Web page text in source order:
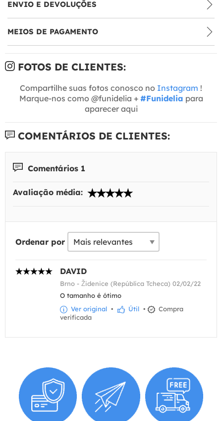
ENVIO E DEVOLUÇÕES
MEIOS DE PAGAMENTO
FOTOS DE CLIENTES:
Compartilhe suas fotos conosco no Instagram !
Marque-nos como @funidelia + #Funidelia para
aparecer aqui
COMENTÁRIOS DE CLIENTES:
Comentários 1
Avaliação média:
Ordenar por
DAVID
Brno - Židenice (República Tcheca) 02/02/22
O tamanho é ótimo
Ver original • Útil •
Compra
verificada